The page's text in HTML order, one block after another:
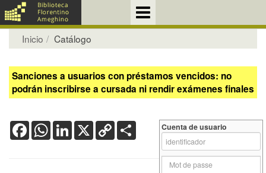
Inicio Catálogo
Sanciones a usuarios con préstamos vencidos: no
podrán inscribirse a cursada ni rendir exámenes finales
FacebookWhatsApp
LinkedIn
X Copy
Link
Cuenta de usuario